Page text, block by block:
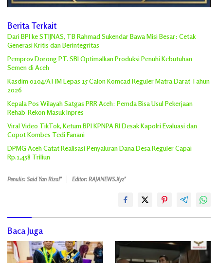
Berita Terkait
Dari BPI ke STIJNAS, TB Rahmad Sukendar Bawa Misi Besar: Cetak
Generasi Kritis dan Berintegritas
Pemprov Dorong PT. SBI Optimalkan Produksi Penuhi Kebutuhan
Semen di Aceh
Kasdim 0104/ATIM Lepas 15 Calon Komcad Reguler Matra Darat Tahun
2026
Kepala Pos Wilayah Satgas PRR Aceh: Pemda Bisa Usul Pekerjaan
Rehab-Rekon Masuk Inpres
Viral Video TikTok, Ketum BPI KPNPA RI Desak Kapolri Evaluasi dan
Copot Kombes Tedi Fanani
DPMG Aceh Catat Realisasi Penyaluran Dana Desa Reguler Capai
Rp.1,458 Triliun
Penulis: Said Yan Rizal" Editor: RAJANEWS.Xyz"
Baca Juga